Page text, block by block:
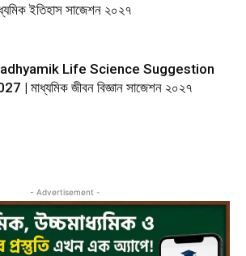
ইতিহাস সাজেশন ২০২৭
Life Science Suggestion
| মাধ্যমিক জীবন বিজ্ঞান সাজেশন ২০২৭
- Advertisement -